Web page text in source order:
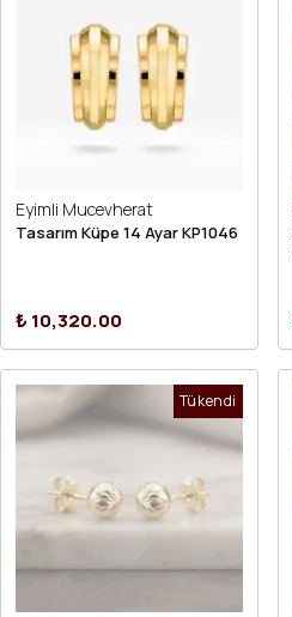
Eyimli Mucevherat
Tasarım Küpe 14 Ayar KP1046
₺ 10,320.00
Tükendi